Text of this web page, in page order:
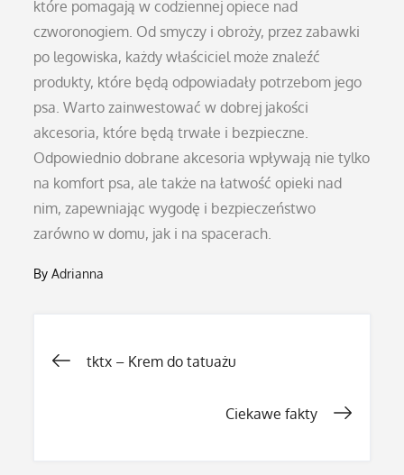
które pomagają w codziennej opiece nad
czworonogiem. Od smyczy i obroży, przez zabawki
po legowiska, każdy właściciel może znaleźć
produkty, które będą odpowiadały potrzebom jego
psa. Warto zainwestować w dobrej jakości
akcesoria, które będą trwałe i bezpieczne.
Odpowiednio dobrane akcesoria wpływają nie tylko
na komfort psa, ale także na łatwość opieki nad
nim, zapewniając wygodę i bezpieczeństwo
zarówno w domu, jak i na spacerach.
ByAdrianna
Nawigacja
tktx – Krem do tatuażu
Ciekawe fakty